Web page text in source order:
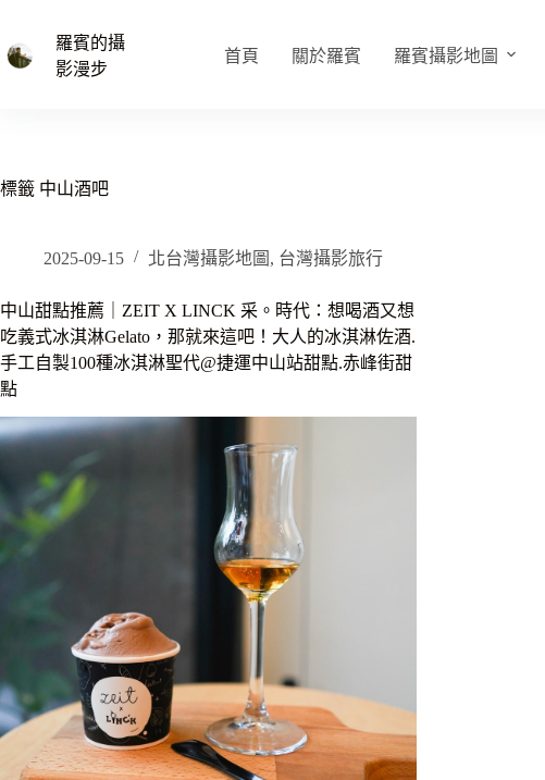
主
羅賓的攝
影漫步
首頁 關於羅賓 羅賓攝影地圖
標籤 中山酒吧
2025-09-15 北台灣攝影地圖 , 台灣攝影旅行
中山甜點推薦｜ZEIT X LINCK 采。時代：想喝酒又想
吃義式冰淇淋Gelato，那就來這吧！大人的冰淇淋佐酒.
手工自製100種冰淇淋聖代@捷運中山站甜點.赤峰街甜
點